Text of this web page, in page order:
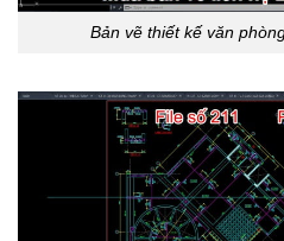
Bản vẽ thiết kế văn